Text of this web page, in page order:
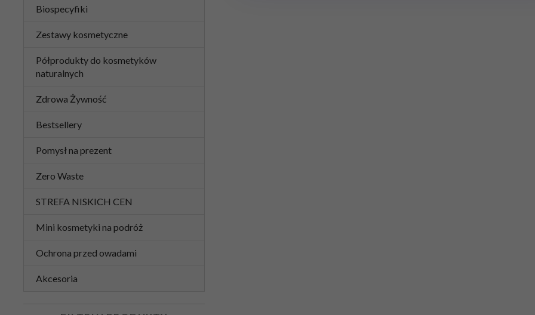
Biospecyfiki
Zestawy kosmetyczne
Półprodukty do kosmetyków
naturalnych
Zdrowa Żywność
Bestsellery
Pomysł na prezent
Zero Waste
STREFA NISKICH CEN
Mini kosmetyki na podróż
Ochrona przed owadami
Akcesoria